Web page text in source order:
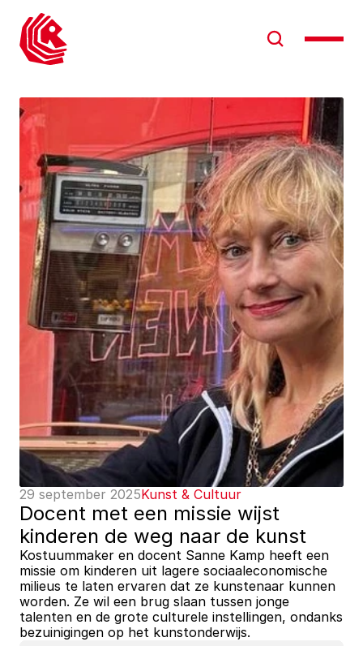
29 september 2025Kunst & Cultuur
Docent met een missie wijst
kinderen de weg naar de kunst
Kostuummaker en docent Sanne Kamp heeft een
missie om kinderen uit lagere sociaaleconomische
milieus te laten ervaren dat ze kunstenaar kunnen
worden. Ze wil een brug slaan tussen jonge
talenten en de grote culturele instellingen, ondanks
bezuinigingen op het kunstonderwijs.